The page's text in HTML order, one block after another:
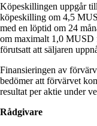
Köpeskillingen uppgår
köpeskilling om 4,5
med en löptid om 24
om maximalt 1,0 MUSD
förutsatt att säljaren
Finansieringen av
bedömer att förvärvet
resultat per aktie under
Rådgivare